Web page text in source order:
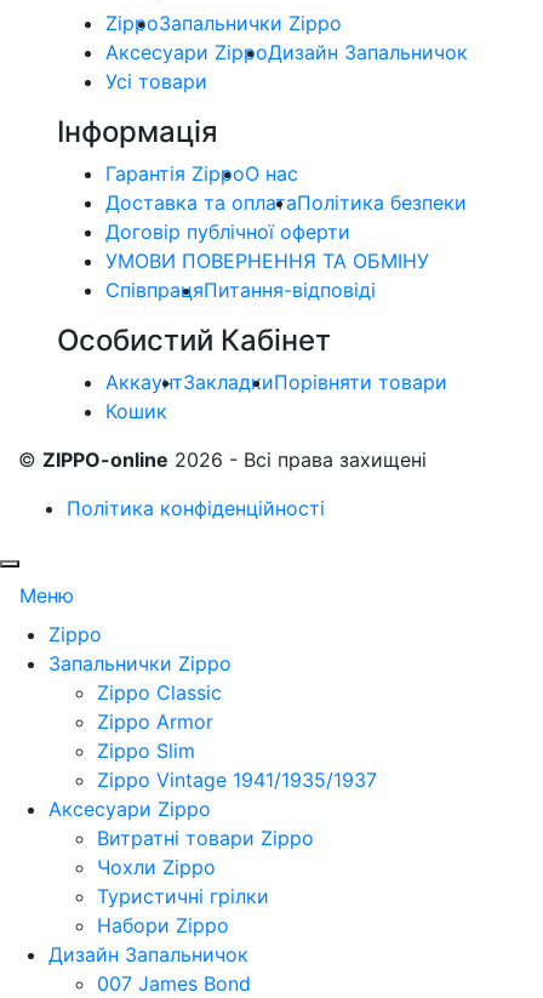
ZippoЗапальнички Zippo
Аксесуари ZippoДизайн Запальничок
Усі товари
Інформація
Гарантія ZippoО нас
Доставка та оплатаПолітика безпеки
Договір публічної оферти
УМОВИ ПОВЕРНЕННЯ ТА ОБМІНУ
СпівпрацяПитання-відповіді
Особистий Кабінет
АккаунтЗакладкиПорівняти товари
Кошик
© ZIPPO-online 2026 - Всі права захищені
Політика конфіденційності
Меню
Zippo
Запальнички Zippo
Zippo Classic
Zippo Armor
Zippo Slim
Zippo Vintage 1941/1935/1937
Аксесуари Zippo
Витратні товари Zippo
Чохли Zippo
Туристичні грілки
Набори Zippo
Дизайн Запальничок
007 James Bond